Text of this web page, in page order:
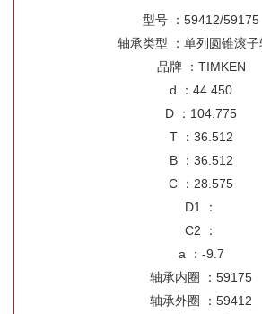
型号 ：59412/59175
轴承类型 ：单列圆锥滚子
品牌 ：TIMKEN
d ：44.450
D ：104.775
T ：36.512
B ：36.512
C ：28.575
D1 ：
C2 ：
a ：-9.7
轴承内圈 ：59175
轴承外圈 ：59412